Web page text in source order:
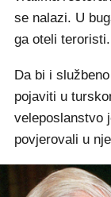
se nalazi. U
ga oteli teroristi.
Da bi i
pojaviti u
veleposlanstvo
povjerovali u